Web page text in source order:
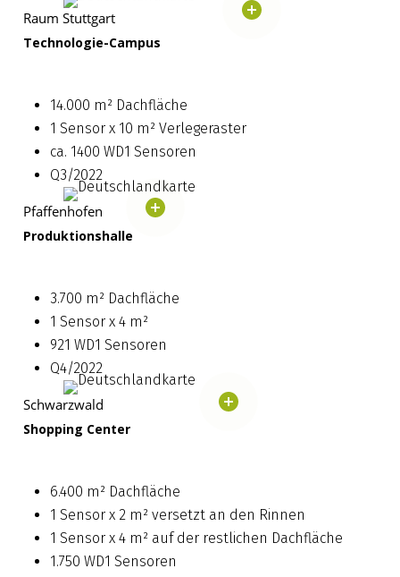
Raum Stuttgart
Technologie-Campus
14.000 m² Dachfläche
1 Sensor x 10 m² Verlegeraster
ca. 1400 WD1 Sensoren
Q3/2022
Pfaffenhofen
Produktionshalle
3.700 m² Dachfläche
1 Sensor x 4 m²
921 WD1 Sensoren
Q4/2022
Schwarzwald
Shopping Center
6.400 m² Dachfläche
1 Sensor x 2 m² versetzt an den Rinnen
1 Sensor x 4 m² auf der restlichen Dachfläche
1.750 WD1 Sensoren